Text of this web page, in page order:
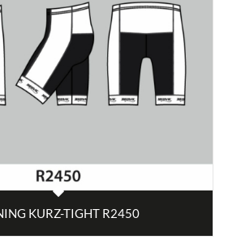
KURZ-TIGHT R2450